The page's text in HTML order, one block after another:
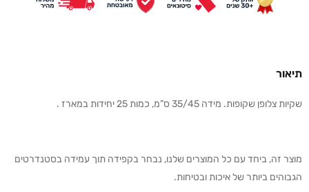
תיאור
שקיות צלופן שקופות. מידה 35/45 ס”מ, כמות 25 יחידות במארז .
מוצר זה, ביחד עם כל המוצרים שלנו, נבחר בקפידה תוך עמידה בסטנדרטים
הגבוהים ביותר של איכות ובטיחות.